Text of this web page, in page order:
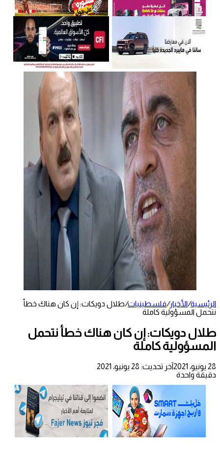
الرئيسية/الأخبار/فلسطينيات/طلال دويكات: إن كان هناك خطأ
نتحمل المسؤولية كاملة
طلال دويكات: إن كان هناك خطأ نتحمل
المسؤولية كاملة
28 يونيو، 2021
آخر تحديث: 28 يونيو، 2021
دقيقة واحدة